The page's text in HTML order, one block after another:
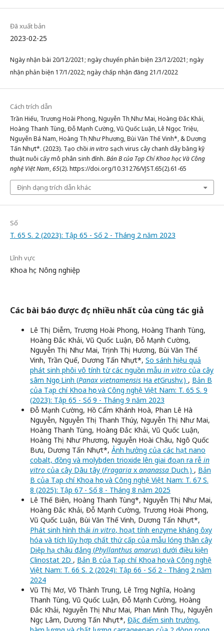
Đã xuất bản
2023-02-25
Ngày nhận bài 20/12/2021; ngày chuyển phản biện 23/12/2021; ngày
nhận phản biện 17/1/2022; ngày chấp nhận đăng 21/1/2022
Cách trích dẫn
Trần Hiếu, Trương Hoài Phong, Nguyễn Thị Như Mai, Hoàng Đắc Khải,
Hoàng Thanh Tùng, Đỗ Mạnh Cường, Vũ Quốc Luận, Lê Ngọc Triệu,
Nguyễn Bá Nam, Hoàng Thị Như Phương, Bùi Văn Thế Vinh*, & Dương
Tấn Nhựt*. (2023). Tạo chồi in vitro sạch virus cây chanh dây bằng kỹ
thuật nuôi cấy mô phân sinh đỉnh. Bản B của Tạp Chí Khoa học Và Công
nghệ Việt Nam,65(2). https://doi.org/10.31276/VJST.65(2).61-65
Định dạng trích dẫn khác
Số
T. 65 S. 2 (2023): Tập 65 - Số 2 - Tháng 2 năm 2023
Lĩnh vực
Khoa học Nông nghiệp
Các bài báo được đọc nhiều nhất của cùng tác giả
Lê Thị Diễm, Trương Hoài Phong, Hoàng Thanh Tùng,
Hoàng Đắc Khải, Vũ Quốc Luận, Đỗ Mạnh Cường,
Nguyễn Thị Như Mai, Trịnh Thị Hương, Bùi Văn Thế
Vinh, Trần Quế, Dương Tấn Nhựt*, So sánh hiệu quả
phát sinh phôi vô tính từ các nguồn mẫu in vitro của cây
sâm Ngọc Linh (Panax vietnamensis Ha etGrushv.) , Bản B
của Tạp chí Khoa học và Công nghệ Việt Nam: T. 65 S. 9
(2023): Tập 65 - Số 9 - Tháng 9 năm 2023
Đỗ Mạnh Cường, Hồ Cẩm Khánh Hoà, Phan Lê Hà
Nguyễn, Nguyễn Thị Thanh Thúy, Nguyễn Thị Như Mai,
Hoàng Thanh Tùng, Hoàng Đắc Khải, Vũ Quốc Luận,
Hoàng Thị Như Phương, Nguyễn Hoài Châu, Ngô Quốc
Bưu, Dương Tấn Nhựt*, Ảnh hưởng của các hạt nano
cobalt, đồng và molybden trioxide lên giai đoạn ra rễ in
vitro của cây Dâu tây (Fragaria x ananassa Duch.) , Bản
B của Tạp chí Khoa học và Công nghệ Việt Nam: T. 67 S.
8 (2025): Tập 67 - Số 8 - Tháng 8 năm 2025
Lê Thế Biên, Hoàng Thanh Tùng*, Nguyễn Thị Như Mai,
Hoàng Đắc Khải, Đỗ Mạnh Cường, Trương Hoài Phong,
Vũ Quốc Luận, Bùi Văn Thế Vinh, Dương Tấn Nhựt*,
Phát sinh hình thái in vitro, hoạt tính enzyme kháng ôxy
hóa và tích lũy hợp chất thứ cấp của mẫu lóng thân cây
Diệp hạ châu đắng (Phyllanthus amarus) dưới điều kiện
Clinostat 2D , Bản B của Tạp chí Khoa học và Công nghệ
Việt Nam: T. 66 S. 2 (2024): Tập 66 - Số 2 - Tháng 2 năm
2024
Vũ Thị Mơ, Võ Thành Trung, Lê Trọng Nghĩa, Hoàng
Thanh Tùng, Vũ Quốc Luận, Đỗ Mạnh Cường, Hoàng
Đắc Khải, Nguyễn Thị Như Mai, Phan Minh Thụ, Nguyễn
Ngọc Lâm, Dương Tấn Nhựt*, Đặc điểm sinh trưởng,